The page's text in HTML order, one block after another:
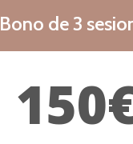
Bono de 3